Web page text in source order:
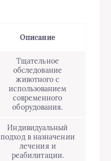
Описание
Тщательное
обследование
животного с
использованием
современного
оборудования.
Индивидуальный
подход в назначении
лечения и
реабилитации.